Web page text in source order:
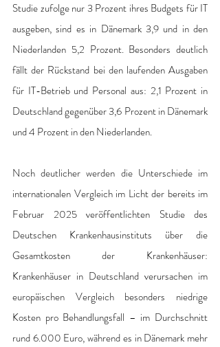
Studie zufolge nur 3 Prozent ihres Budgets für IT
ausgeben, sind es in Dänemark 3,9 und in den
Niederlanden 5,2 Prozent. Besonders deutlich
fällt der Rückstand bei den laufenden Ausgaben
für IT-Betrieb und Personal aus: 2,1 Prozent in
Deutschland gegenüber 3,6 Prozent in Dänemark
und 4 Prozent in den Niederlanden.
Noch deutlicher werden die Unterschiede im
internationalen Vergleich im Licht der bereits im
Februar 2025 veröffentlichten Studie des
Deutschen Krankenhausinstituts über die
Gesamtkosten der Krankenhäuser:
Krankenhäuser in Deutschland verursachen im
europäischen Vergleich besonders niedrige
Kosten pro Behandlungsfall – im Durchschnitt
rund 6.000 Euro, während es in Dänemark mehr